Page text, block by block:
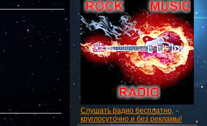
Слушать радио бесплатно,
круглосуточно и без рекламы!